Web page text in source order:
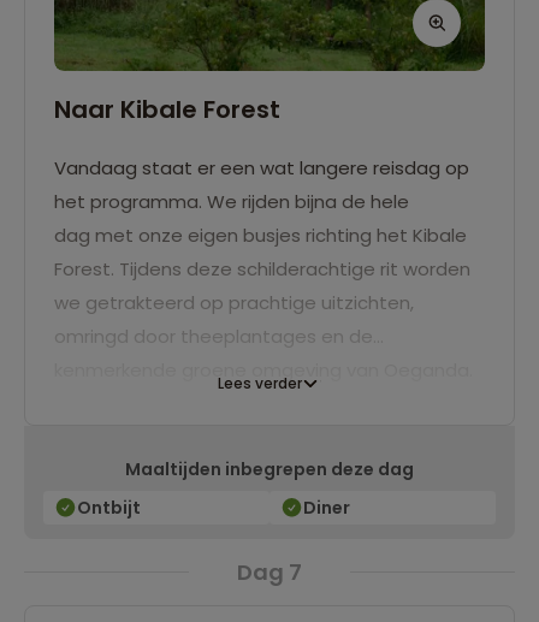
Naar Kibale Forest
Vandaag staat er een wat langere reisdag op
het programma. We rijden bijna de hele
dag met onze eigen busjes richting het Kibale
Forest. Tijdens deze schilderachtige rit worden
we getrakteerd op prachtige uitzichten,
omringd door theeplantages en de
nachten midden in de natuur, waar je kunt
ontspannen met op de achtergrond de
Lees verder
Maaltijden inbegrepen deze dag
Ontbijt
Diner
Dag 7